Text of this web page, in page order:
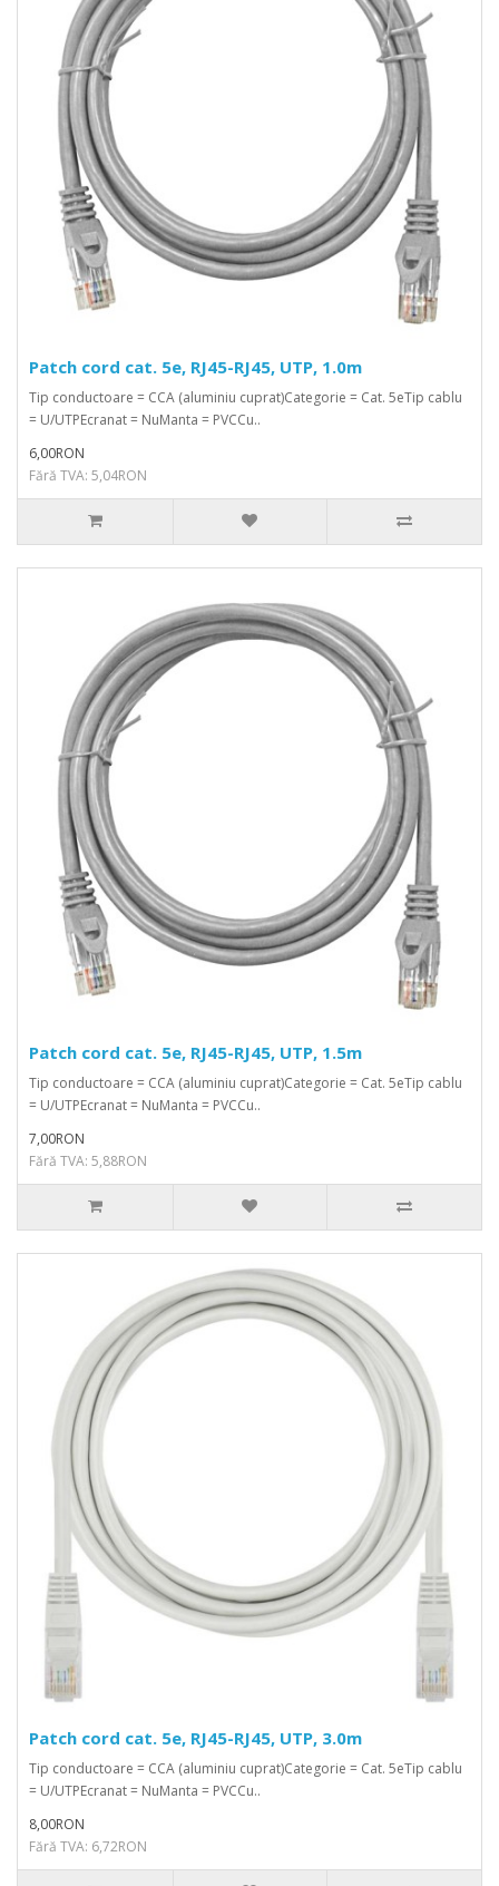
Patch cord cat. 5e, RJ45-RJ45, UTP, 1.0m
Tip conductoare = CCA (aluminiu cuprat)Categorie = Cat. 5eTip cablu
= U/UTPEcranat = NuManta = PVCCu..
6,00RON
Fără TVA: 5,04RON
Patch cord cat. 5e, RJ45-RJ45, UTP, 1.5m
Tip conductoare = CCA (aluminiu cuprat)Categorie = Cat. 5eTip cablu
= U/UTPEcranat = NuManta = PVCCu..
7,00RON
Fără TVA: 5,88RON
Patch cord cat. 5e, RJ45-RJ45, UTP, 3.0m
Tip conductoare = CCA (aluminiu cuprat)Categorie = Cat. 5eTip cablu
= U/UTPEcranat = NuManta = PVCCu..
8,00RON
Fără TVA: 6,72RON